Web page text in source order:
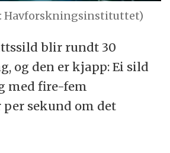
Havforskningsinstituttet)
blir rundt 30
og den er kjapp: Ei sild
med fire-fem
sekund om det